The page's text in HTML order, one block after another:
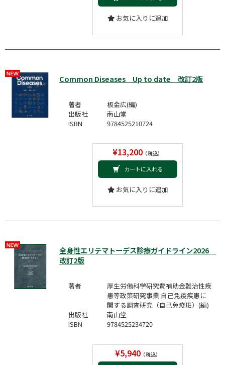
お気に入りに追加
Common Diseases Up to date 改訂2版
著者
板金広(編)
出版社
南山堂
ISBN
9784525210724
¥13,200 （税込）
カートに入れる
お気に入りに追加
全身性エリテマトーデス診療ガイドライン2026
改訂2版
著者
厚生労働科学研究費補助金難治性疾
患等政策研究事業 自己免疫疾患に
関する調査研究（自己免疫班）(編)
出版社
南山堂
ISBN
9784525234720
¥5,940（税込）